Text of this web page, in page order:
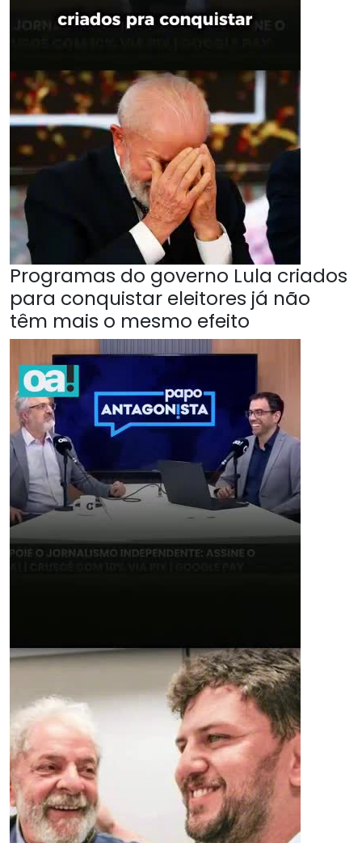
Programas do governo Lula criados
para conquistar eleitores já não
têm mais o mesmo efeito